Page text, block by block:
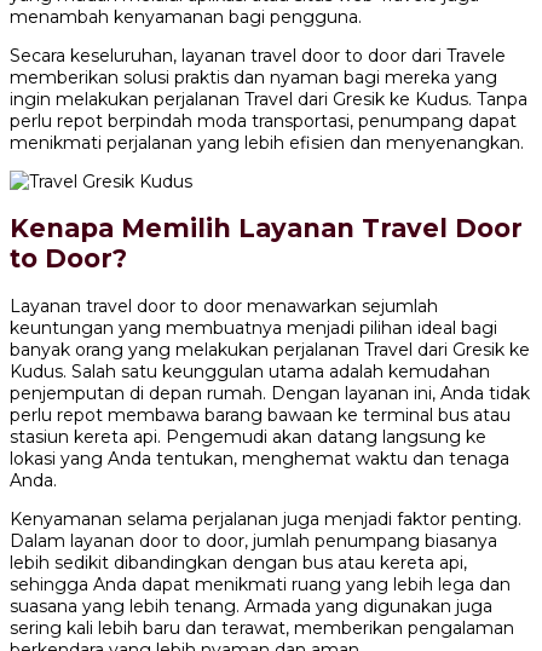
menambah kenyamanan bagi pengguna.
Secara keseluruhan, layanan travel door to door dari Travele
memberikan solusi praktis dan nyaman bagi mereka yang
ingin melakukan perjalanan Travel dari Gresik ke Kudus. Tanpa
perlu repot berpindah moda transportasi, penumpang dapat
menikmati perjalanan yang lebih efisien dan menyenangkan.
Kenapa Memilih Layanan Travel Door
to Door?
Layanan travel door to door menawarkan sejumlah
keuntungan yang membuatnya menjadi pilihan ideal bagi
banyak orang yang melakukan perjalanan Travel dari Gresik ke
Kudus. Salah satu keunggulan utama adalah kemudahan
penjemputan di depan rumah. Dengan layanan ini, Anda tidak
perlu repot membawa barang bawaan ke terminal bus atau
stasiun kereta api. Pengemudi akan datang langsung ke
lokasi yang Anda tentukan, menghemat waktu dan tenaga
Anda.
Kenyamanan selama perjalanan juga menjadi faktor penting.
Dalam layanan door to door, jumlah penumpang biasanya
lebih sedikit dibandingkan dengan bus atau kereta api,
sehingga Anda dapat menikmati ruang yang lebih lega dan
suasana yang lebih tenang. Armada yang digunakan juga
sering kali lebih baru dan terawat, memberikan pengalaman